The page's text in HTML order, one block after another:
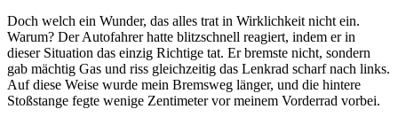
Doch welch ein Wunder, das alles trat in Wirklichkeit nicht ein.
Warum? Der Autofahrer hatte blitzschnell reagiert, indem er in
dieser Situation das einzig Richtige tat. Er bremste nicht, sondern
gab mächtig Gas und riss gleichzeitig das Lenkrad scharf nach links.
Auf diese Weise wurde mein Bremsweg länger, und die hintere
Stoßstange fegte wenige Zentimeter vor meinem Vorderrad vorbei.